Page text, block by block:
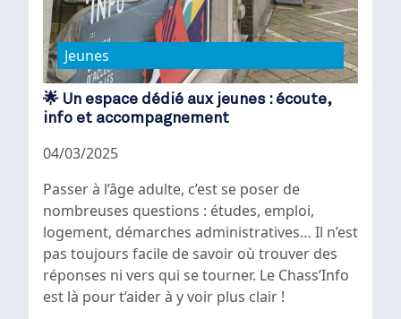
Jeunes
🌟 Un espace dédié aux jeunes : écoute,
info et accompagnement
04/03/2025
Passer à l’âge adulte, c’est se poser de
nombreuses questions : études, emploi,
logement, démarches administratives… Il n’est
pas toujours facile de savoir où trouver des
réponses ni vers qui se tourner. Le Chass’Info
est là pour t’aider à y voir plus clair !